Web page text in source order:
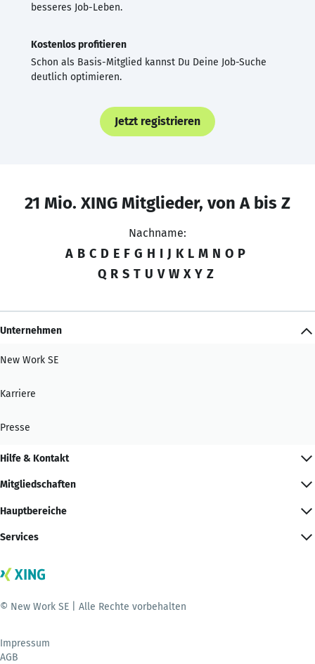
besseres Job-Leben.
Kostenlos profitieren
Schon als Basis-Mitglied kannst Du Deine Job-Suche
deutlich optimieren.
Jetzt registrieren
21 Mio. XING Mitglieder, von A bis Z
Nachname:
A B C D E F G H I J K L M N O P
Q R S T U V W X Y Z
Unternehmen
New Work SE
Karriere
Presse
Hilfe & Kontakt
Mitgliedschaften
Hauptbereiche
Services
© New Work SE | Alle Rechte vorbehalten
Impressum
AGB